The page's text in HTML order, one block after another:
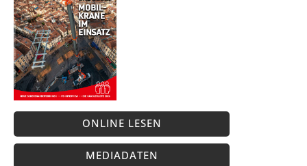
ONLINE LESEN
MEDIADATEN